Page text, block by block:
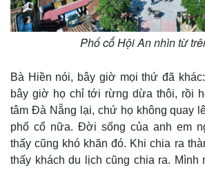
Phố cổ Hội An nhìn từ
Bà Hiền nói, bây giờ mọi thứ đã
bây giờ họ chỉ tới rừng dừa thôi, rồi
tâm Đà Nẵng lại, chứ họ không quay
phố cổ nữa. Đời sống của anh em
thấy cũng khó khăn đó. Khi chia ra
thấy khách du lịch cũng chia ra. Mình